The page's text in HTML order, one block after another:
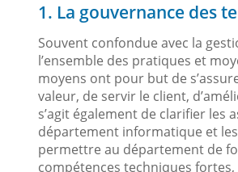
1. La gouvernance des
Souvent confondue avec la
l’ensemble des pratiques et
moyens ont pour but de
valeur, de servir le client,
s’agit également de clarifier les
département informatique et
permettre au département de
compétences techniques